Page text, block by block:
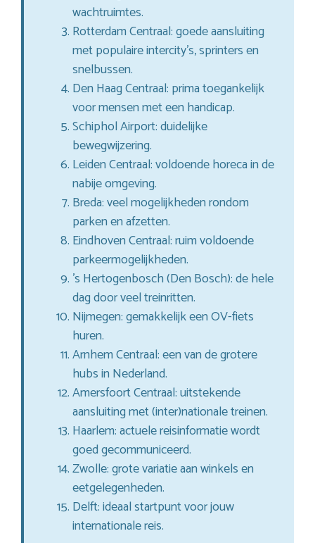
wachtruimtes.
Rotterdam Centraal: goede aansluiting
met populaire intercity’s, sprinters en
snelbussen.
Den Haag Centraal: prima toegankelijk
voor mensen met een handicap.
Schiphol Airport: duidelijke
bewegwijzering.
Leiden Centraal: voldoende horeca in de
nabije omgeving.
Breda: veel mogelijkheden rondom
parken en afzetten.
Eindhoven Centraal: ruim voldoende
parkeermogelijkheden.
’s Hertogenbosch (Den Bosch): de hele
dag door veel treinritten.
Nijmegen: gemakkelijk een OV-fiets
huren.
Arnhem Centraal: een van de grotere
hubs in Nederland.
Amersfoort Centraal: uitstekende
aansluiting met (inter)nationale treinen.
Haarlem: actuele reisinformatie wordt
goed gecommuniceerd.
Zwolle: grote variatie aan winkels en
eetgelegenheden.
Delft: ideaal startpunt voor jouw
internationale reis.